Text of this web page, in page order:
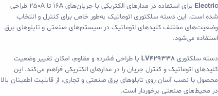
Electric
برای استفاده در مدارهای الکتریکی با جریان‌های 16A تا 250A طراحی
شده است. این دسته سلکتوری اتوماتیک به‌طور خاص برای کنترل و انتخاب
وضعیت‌های مختلف کلیدهای اتوماتیک در سیستم‌های صنعتی و تابلوهای برق
استفاده می‌شود.
دسته سلکتوریLV429338 با طراحی فشرده و مقاوم، امکان تغییر وضعیت
کلیدهای اتوماتیک و کنترل جریان را در مدارهای الکتریکی فراهم می‌کند. این
محصول با نصب آسان روی تابلوهای برق صنعتی و تجاری، از قابلیت اطمینان بالا
در محیط‌های صنعتی برخوردار است.